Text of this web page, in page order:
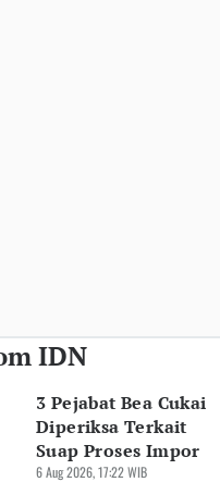
IDN
3 Pejabat Bea Cukai
Diperiksa Terkait
Suap Proses Impor
6 Aug 2026, 17:22 WIB